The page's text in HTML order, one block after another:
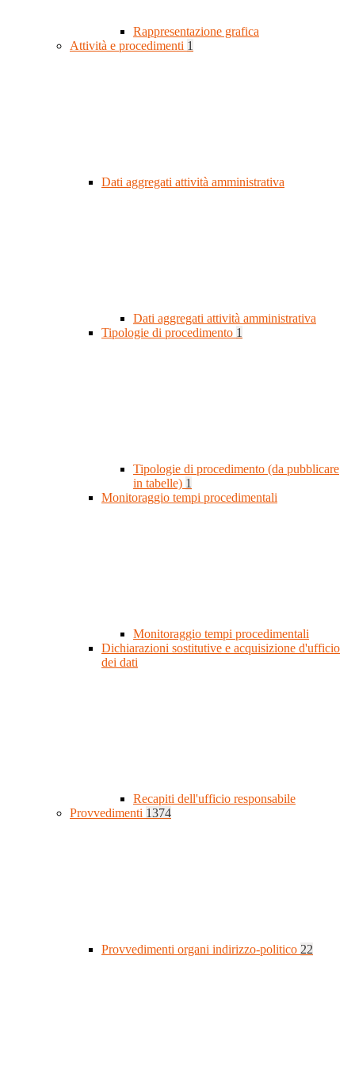
Rappresentazione grafica
Attività e procedimenti 1
Dati aggregati attività amministrativa
Dati aggregati attività amministrativa
Tipologie di procedimento 1
Tipologie di procedimento (da pubblicare
in tabelle) 1
Monitoraggio tempi procedimentali
Monitoraggio tempi procedimentali
Dichiarazioni sostitutive e acquisizione d'ufficio
dei dati
Recapiti dell'ufficio responsabile
Provvedimenti 1374
Provvedimenti organi indirizzo-politico 22